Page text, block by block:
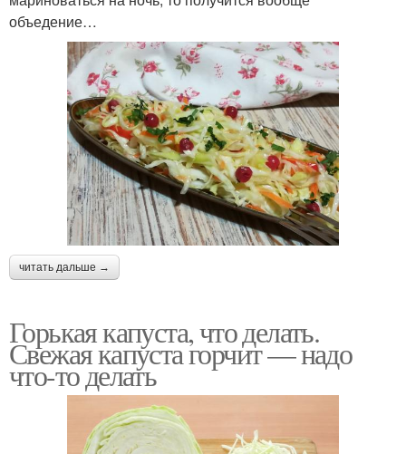
объедение…
читать дальше →
Горькая капуста, что делать.
Свежая капуста горчит — надо
что-то делать